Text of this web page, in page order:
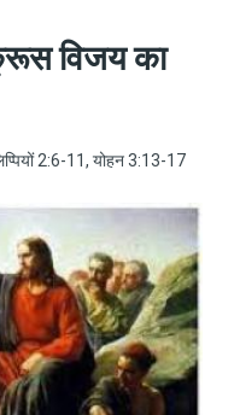
विजय का
2:6-11, योहन 3:13-17